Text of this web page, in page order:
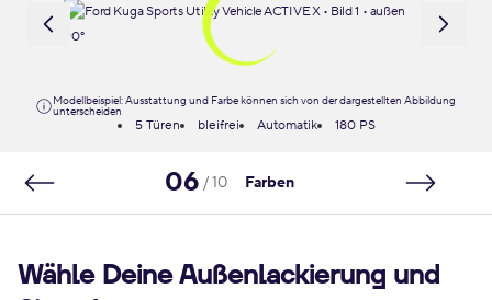
Modellbeispiel: Ausstattung und Farbe können sich von der dargestellten Abbildung
unterscheiden
5 Türen bleifrei Automatik 180 PS
06 / 10 Farben
Wähle Deine Außenlackierung und